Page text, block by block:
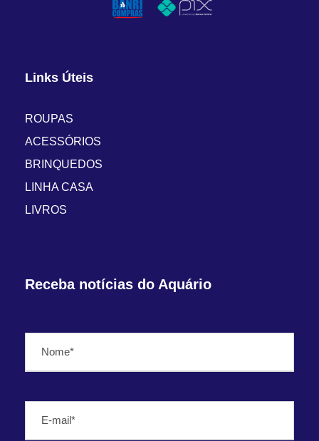
Links Úteis
ROUPAS
ACESSÓRIOS
BRINQUEDOS
LINHA CASA
LIVROS
Receba notícias do Aquário